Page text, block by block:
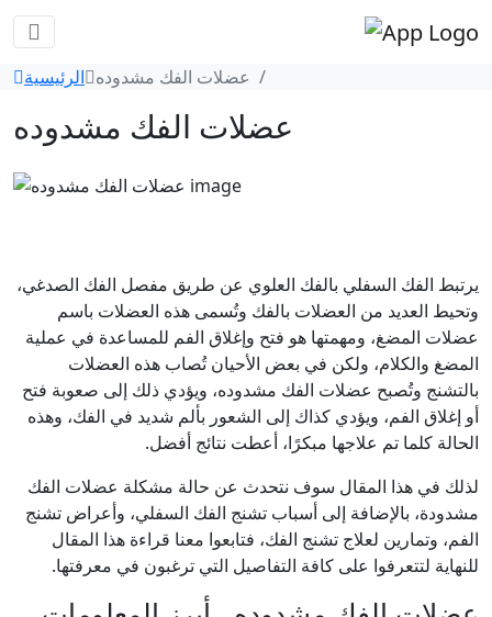
الرئيسية عضلات الفك مشدوده
عضلات الفك مشدوده
يرتبط الفك السفلي بالفك العلوي عن طريق مفصل الفك الصدغي،
وتحيط العديد من العضلات بالفك وتُسمى هذه العضلات باسم
عضلات المضغ، ومهمتها هو فتح وإغلاق الفم للمساعدة في عملية
المضغ والكلام، ولكن في بعض الأحيان تُصاب هذه العضلات
بالتشنج وتُصبح عضلات الفك مشدوده، ويؤدي ذلك إلى صعوبة فتح
أو إغلاق الفم، ويؤدي كذاك إلى الشعور بألم شديد في الفك، وهذه
الحالة كلما تم علاجها مبكرًا، أعطت نتائج أفضل.
لذلك في هذا المقال سوف نتحدث عن حالة مشكلة عضلات الفك
مشدودة، بالإضافة إلى أسباب تشنج الفك السفلي، وأعراض تشنج
الفم، وتمارين لعلاج تشنج الفك، فتابعوا معنا قراءة هذا المقال
للنهاية لتتعرفوا على كافة التفاصيل التي ترغبون في معرفتها.